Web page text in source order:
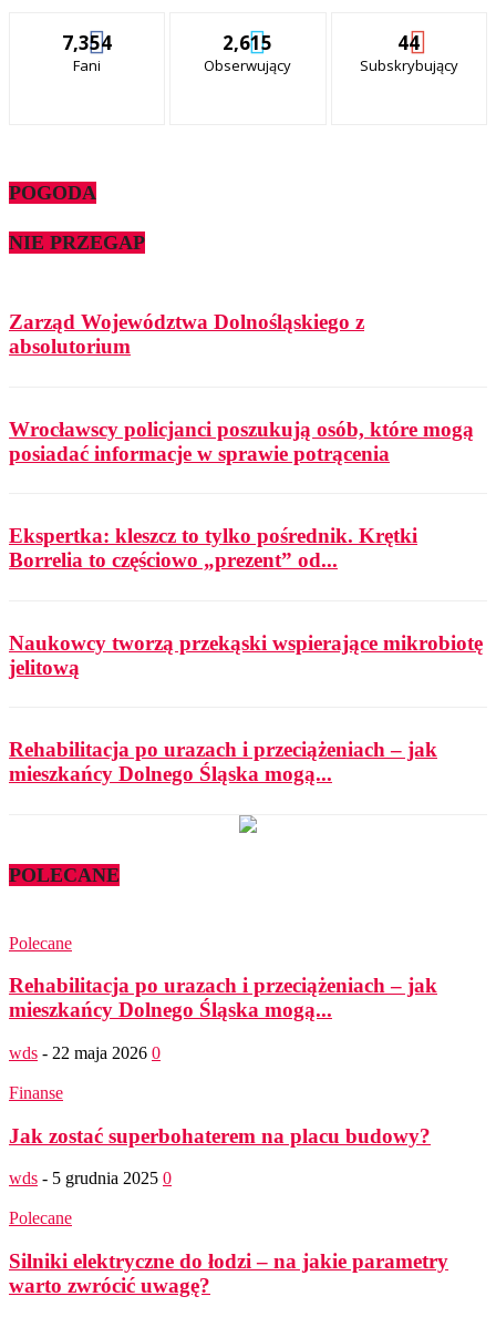
7,354
Fani
2,615
Obserwujący
44
Subskrybujący
POGODA
NIE PRZEGAP
Zarząd Województwa Dolnośląskiego z
absolutorium
Wrocławscy policjanci poszukują osób, które mogą
posiadać informacje w sprawie potrącenia
Ekspertka: kleszcz to tylko pośrednik. Krętki
Borrelia to częściowo „prezent” od...
Naukowcy tworzą przekąski wspierające mikrobiotę
jelitową
Rehabilitacja po urazach i przeciążeniach – jak
mieszkańcy Dolnego Śląska mogą...
POLECANE
Polecane
Rehabilitacja po urazach i przeciążeniach – jak
mieszkańcy Dolnego Śląska mogą...
wds - 22 maja 2026 0
Finanse
Jak zostać superbohaterem na placu budowy?
wds - 5 grudnia 2025 0
Polecane
Silniki elektryczne do łodzi – na jakie parametry
warto zwrócić uwagę?